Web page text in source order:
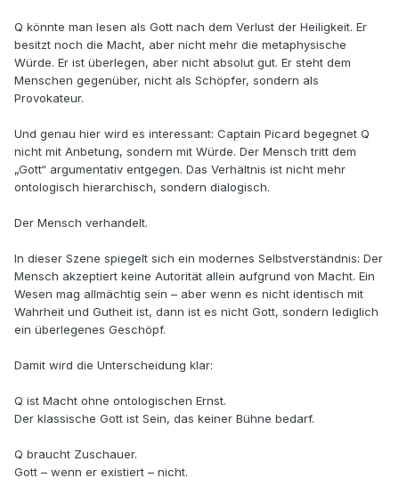
Q könnte man lesen als Gott nach dem Verlust der Heiligkeit. Er
besitzt noch die Macht, aber nicht mehr die metaphysische
Würde. Er ist überlegen, aber nicht absolut gut. Er steht dem
Menschen gegenüber, nicht als Schöpfer, sondern als
Provokateur.
Und genau hier wird es interessant: Captain Picard begegnet Q
nicht mit Anbetung, sondern mit Würde. Der Mensch tritt dem
„Gott“ argumentativ entgegen. Das Verhältnis ist nicht mehr
ontologisch hierarchisch, sondern dialogisch.
Der Mensch verhandelt.
In dieser Szene spiegelt sich ein modernes Selbstverständnis: Der
Mensch akzeptiert keine Autorität allein aufgrund von Macht. Ein
Wesen mag allmächtig sein – aber wenn es nicht identisch mit
Wahrheit und Gutheit ist, dann ist es nicht Gott, sondern lediglich
ein überlegenes Geschöpf.
Damit wird die Unterscheidung klar:
Q ist Macht ohne ontologischen Ernst.
Der klassische Gott ist Sein, das keiner Bühne bedarf.
Q braucht Zuschauer.
Gott – wenn er existiert – nicht.